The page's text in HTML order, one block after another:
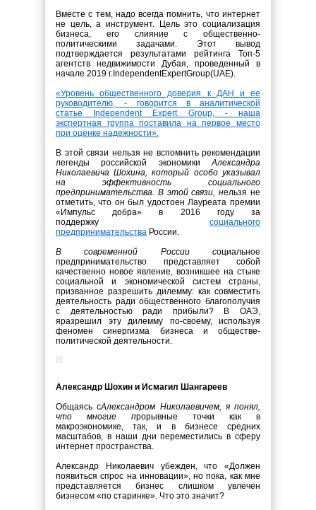
Вместе с тем, надо всегда помнить, что интернет
не цель, а инструмент. Цель это социализация
бизнеса, его слияние с общественно-
политическими задачами. Этот вывод
подтверждается результатами рейтинга Топ-5
агентств недвижимости Дубая, проведенный в
начале 2019 г.IndependentExpertGroup(UAE).
«Уровень общественного доверия к ДАН и ее
руководителю, - говорится в аналитической
статье Independent Expert Group, - наша
экспертная группа поставила на первое место
при оценке надежности».
В этой связи нельзя не вспомнить рекомендации
легенды российской экономикиАлександра
Николаевича Шохина, который особо указывал
на эффективность социального
предпринимательства. В этой связи, нельзя не
отметить, что он был удостоен Лауреата премии
«Импульс добра» в 2016 году за
поддержку социального
предпринимательства России.
В современной России социальное
предпринимательство представляет собой
качественно новое явление, возникшее на стыке
социальной и экономической систем страны,
призванное разрешить дилемму: как совместить
деятельность ради общественного благополучия
с деятельностью ради прибыли? В ОАЭ,
яразрешил эту дилемму по-своему, используя
феномен синергизма бизнеса и обществе-
политической деятельности.
Александр Шохин и Исмагил Шангареев
Общаясь сАлександром Николаевичем, я понял,
что многие прорывные точки как в
макроэкономике, так, и в бизнесе средних
масштабов, в наши дни переместились в сферу
интернет пространства.
Александр Николаевич убежден, что «Должен
появиться спрос на инновации», но пока, как мне
представляется бизнес слишком увлечен
бизнесом «по старинке». Что это значит?